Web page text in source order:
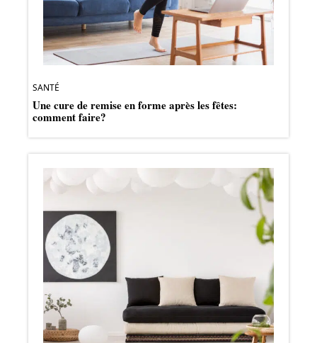
SANTÉ
Une cure de remise en forme après les fêtes:
comment faire?